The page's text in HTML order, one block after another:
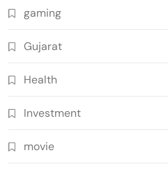
gaming
Gujarat
Health
Investment
movie